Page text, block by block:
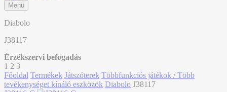
Menü
Diabolo
J38117
Érzékszervi befogadás
1 2 3
Főoldal Termékek Játszóterek Többfunkciós játékok / Több
tevékenységet kínáló eszközök Diabolo J38117